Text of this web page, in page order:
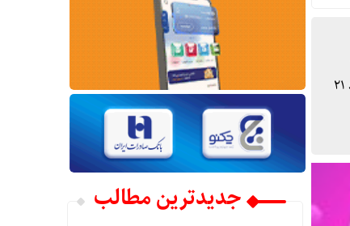
اجرای بهتر قانون حمایت از خانواده و جوانی جمعیت، از ابتدای سال جاری تا‌کنون از مجموع ۲۵ هزار میلیارد ریال سهمیه ابلاغی، تعداد ۲۱
جدیدترین مطالب